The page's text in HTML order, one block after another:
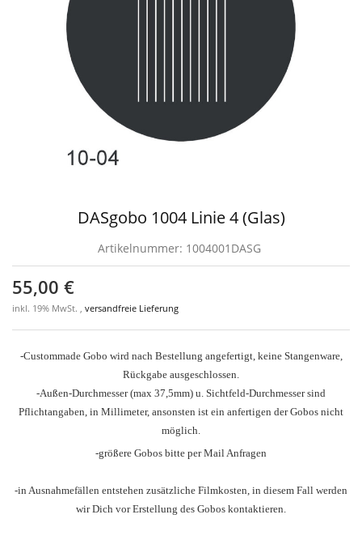
DASgobo 1004 Linie 4 (Glas)
Artikelnummer: 1004001DASG
55,00 €
inkl. 19% MwSt. , versandfreie Lieferung
-Custommade Gobo wird nach Bestellung angefertigt, keine Stangenware,
Rückgabe ausgeschlossen.
-Außen-Durchmesser(max 37,5mm) u. Sichtfeld-Durchmesser sind
Pflichtangaben, in Millimeter, ansonsten ist ein anfertigen der Gobos nicht
möglich.
-größere Gobos bitte per Mail Anfragen
-in Ausnahmefällen entstehen zusätzliche Filmkosten, in diesem Fall werden
wir Dich vor Erstellung des Gobos kontaktieren.